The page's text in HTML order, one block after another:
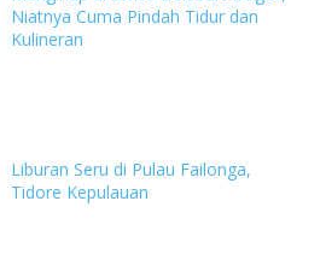
Niatnya Cuma Pindah Tidur dan
Kulineran
Liburan Seru di Pulau Failonga,
Tidore Kepulauan